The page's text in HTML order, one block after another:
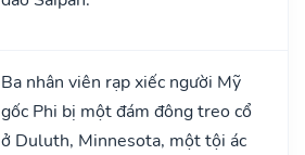
Ba nhân viên rạp xiếc người Mỹ
gốc Phi bị một đám đông treo cổ
ở Duluth, Minnesota, một tội ác